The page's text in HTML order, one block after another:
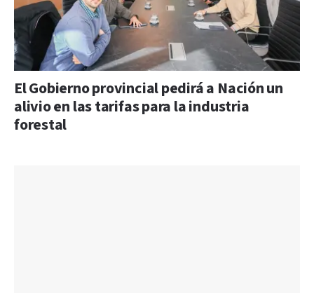
El Gobierno provincial pedirá a Nación un
alivio en las tarifas para la industria
forestal